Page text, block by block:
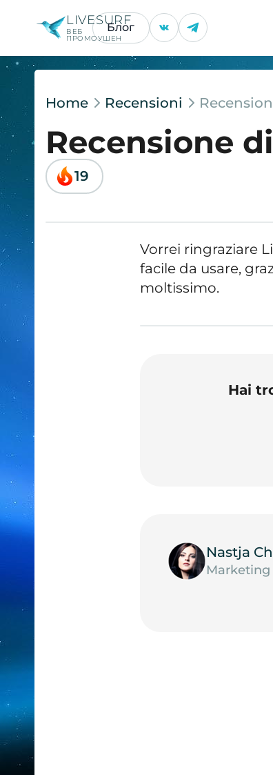
LIVESURF
ВЕБ
ПРОМОУШЕН
Блог
Home Recensioni
Recensione
19
Vorrei ringraziare
facile da usare,
moltissimo.
Hai
Nastja
Marketing